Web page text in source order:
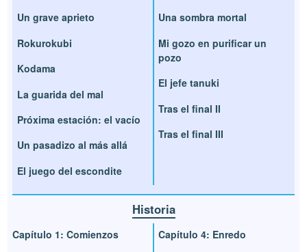
Un grave aprieto
Rokurokubi
Kodama
La guarida del mal
Próxima estación: el vacío
Un pasadizo al más allá
El juego del escondite
Una sombra mortal
Mi gozo en purificar un
pozo
El jefe tanuki
Tras el final II
Tras el final III
Historia
Capítulo 1: Comienzos
Capítulo 4: Enredo